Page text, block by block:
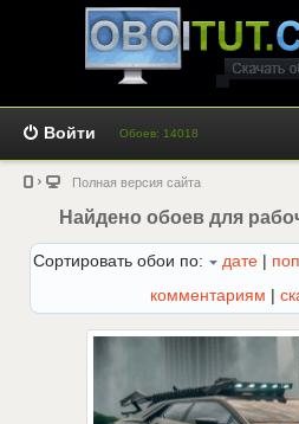
Войти Обоев: 14018
Полная версия сайта
Найдено обоев для
Сортировать обои по: дате |
комментариям |